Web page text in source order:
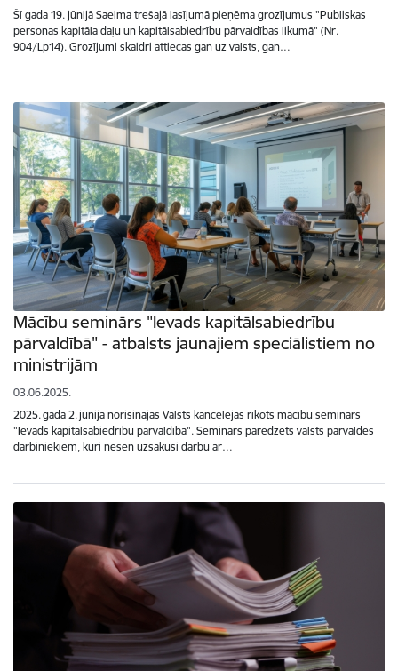
Šī gada 19. jūnijā Saeima trešajā lasījumā pieņēma grozījumus "Publiskas
personas kapitāla daļu un kapitālsabiedrību pārvaldības likumā" (Nr.
904/Lp14). Grozījumi skaidri attiecas gan uz valsts, gan…
Mācību seminārs "Ievads kapitālsabiedrību
pārvaldībā" - atbalsts jaunajiem speciālistiem no
ministrijām
03.06.2025.
2025. gada 2. jūnijā norisinājās Valsts kancelejas rīkots mācību seminārs
"Ievads kapitālsabiedrību pārvaldībā". Seminārs paredzēts valsts pārvaldes
darbiniekiem, kuri nesen uzsākuši darbu ar…